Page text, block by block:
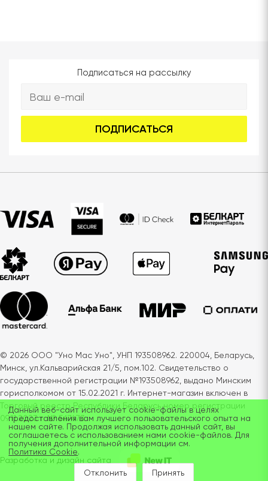
Подписаться на рассылку
ПОДПИСАТЬСЯ
© 2026 ООО "Уно Мас Уно", УНП 193508962. 220004, Беларусь,
Минск, ул.Кальварийская 21/5, пом.102. Свидетельство о
государственной регистрации №193508962, выдано Минским
горисполкомом от 15.02.2021 г. Интернет-магазин включен в
Торговый реестр Республики Беларусь номер регистрации
09.11.2023 г. № 567473
Разработка и дизайн сайта
Данный веб-сайт использует cookie-файлы в целях
предоставления вам лучшего пользовательского опыта на
нашем сайте. Продолжая использовать данный сайт, вы
соглашаетесь с использованием нами cookie-файлов. Для
получения дополнительной информации см.
Политика Cookie.
Отклонить Принять